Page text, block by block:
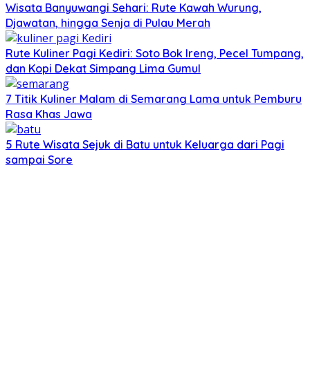
Wisata Banyuwangi Sehari: Rute Kawah Wurung,
Djawatan, hingga Senja di Pulau Merah
Rute Kuliner Pagi Kediri: Soto Bok Ireng, Pecel Tumpang,
dan Kopi Dekat Simpang Lima Gumul
7 Titik Kuliner Malam di Semarang Lama untuk Pemburu
Rasa Khas Jawa
5 Rute Wisata Sejuk di Batu untuk Keluarga dari Pagi
sampai Sore